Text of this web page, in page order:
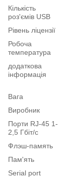
Кількість
роз'ємів USB
Рівень ліцензії
Робоча
температура
додаткова
інформація
Вага
Виробник
Порти RJ-45 1-
2,5 Гбіт/с
Флэш-память
Пам'ять
Serial port